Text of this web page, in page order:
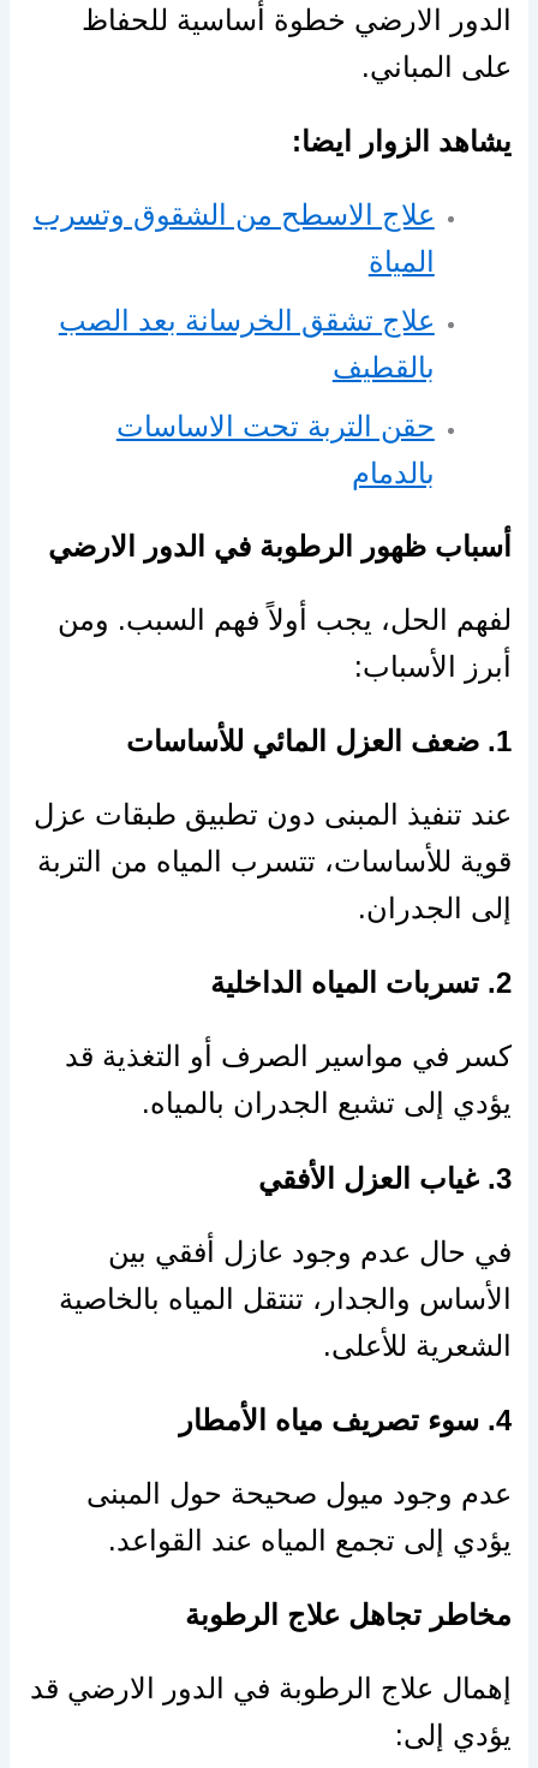
الدور الارضي خطوة أساسية للحفاظ
على المباني.
يشاهد الزوار ايضا:
علاج الاسطح من الشقوق وتسرب
المياة
علاج تشقق الخرسانة بعد الصب
بالقطيف
حقن التربة تحت الاساسات
بالدمام
أسباب ظهور الرطوبة في الدور الارضي
لفهم الحل، يجب أولاً فهم السبب. ومن
أبرز الأسباب:
1. ضعف العزل المائي للأساسات
عند تنفيذ المبنى دون تطبيق طبقات عزل
قوية للأساسات، تتسرب المياه من التربة
إلى الجدران.
2. تسربات المياه الداخلية
كسر في مواسير الصرف أو التغذية قد
يؤدي إلى تشبع الجدران بالمياه.
3. غياب العزل الأفقي
في حال عدم وجود عازل أفقي بين
الأساس والجدار، تنتقل المياه بالخاصية
الشعرية للأعلى.
4. سوء تصريف مياه الأمطار
عدم وجود ميول صحيحة حول المبنى
يؤدي إلى تجمع المياه عند القواعد.
مخاطر تجاهل علاج الرطوبة
إهمال علاج الرطوبة في الدور الارضي قد
يؤدي إلى: